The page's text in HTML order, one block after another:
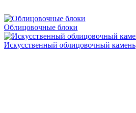
Облицовочные блоки
Искусственный облицовочный камень